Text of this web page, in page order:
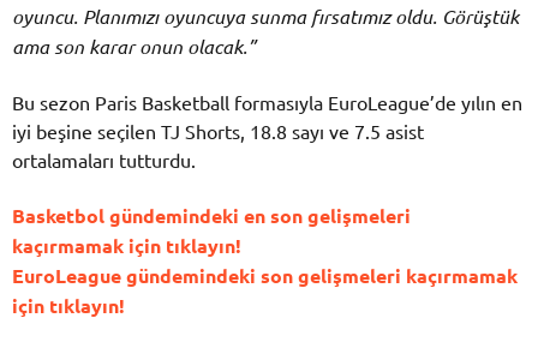
oyuncu. Planımızı oyuncuya sunma fırsatımız oldu. Görüştük
ama son karar onun olacak.”
Bu sezon Paris Basketball formasıyla EuroLeague’de yılın en
iyi beşine seçilen TJ Shorts, 18.8 sayı ve 7.5 asist
ortalamaları tutturdu.
Basketbol gündemindeki en son gelişmeleri
kaçırmamak için tıklayın!
EuroLeague gündemindeki son gelişmeleri kaçırmamak
için tıklayın!